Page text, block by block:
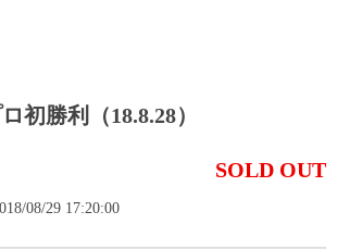
初勝利（18.8.28）
SOLD OUT
08/29 17:20:00